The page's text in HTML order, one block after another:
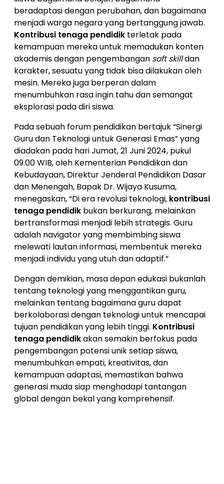
beradaptasi dengan perubahan, dan bagaimana
menjadi warga negara yang bertanggung jawab.
Kontribusi tenaga pendidik terletak pada
kemampuan mereka untuk memadukan konten
akademis dengan pengembangan soft skilldan
karakter, sesuatu yang tidak bisa dilakukan oleh
mesin. Mereka juga berperan dalam
menumbuhkan rasa ingin tahu dan semangat
eksplorasi pada diri siswa.
Pada sebuah forum pendidikan bertajuk “Sinergi
Guru dan Teknologi untuk Generasi Emas” yang
diadakan pada hari Jumat, 21 Juni 2024, pukul
09.00 WIB, oleh Kementerian Pendidikan dan
Kebudayaan, Direktur Jenderal Pendidikan Dasar
dan Menengah, Bapak Dr. Wijaya Kusuma,
menegaskan, “Di era revolusi teknologi, kontribusi
tenaga pendidik bukan berkurang, melainkan
bertransformasi menjadi lebih strategis. Guru
adalah navigator yang membimbing siswa
melewati lautan informasi, membentuk mereka
menjadi individu yang utuh dan adaptif.”
Dengan demikian, masa depan edukasi bukanlah
tentang teknologi yang menggantikan guru,
melainkan tentang bagaimana guru dapat
berkolaborasi dengan teknologi untuk mencapai
tujuan pendidikan yang lebih tinggi. Kontribusi
tenaga pendidikakan semakin berfokus pada
pengembangan potensi unik setiap siswa,
menumbuhkan empati, kreativitas, dan
kemampuan adaptasi, memastikan bahwa
generasi muda siap menghadapi tantangan
global dengan bekal yang komprehensif.